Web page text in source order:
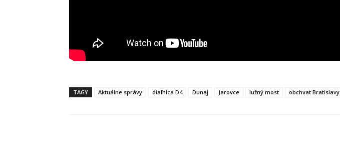
TAGY Aktuálne správy diaľnica D4 Dunaj Jarovce lužný most obchvat Bratislavy